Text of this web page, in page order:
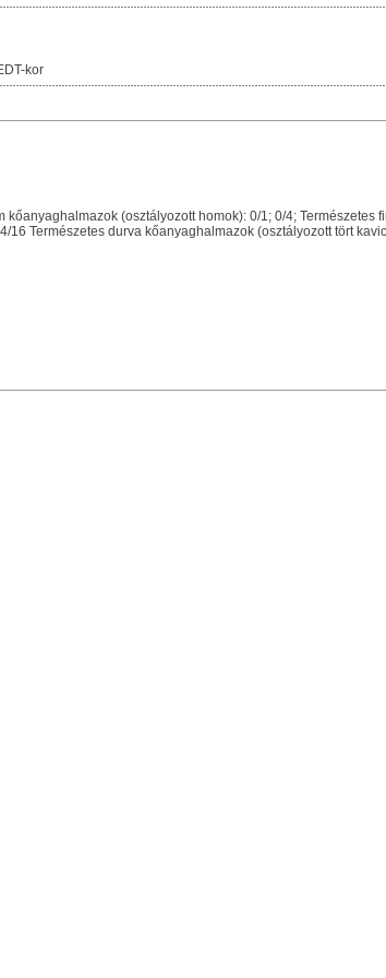
kor
(osztályozott homok): 0/1; 0/4;
16 Természetes durva kőanyaghalmazok (osztályozott tört